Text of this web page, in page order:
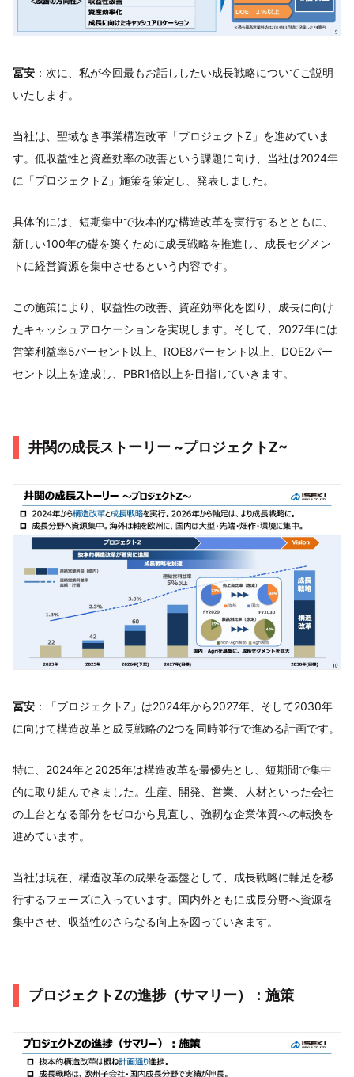
冨安 ：次に、私が今回最もお話ししたい成長戦略についてご説明
いたします。
当社は、聖域なき事業構造改革「プロジェクトZ」を進めていま
す。低収益性と資産効率の改善という課題に向け、当社は2024年
に「プロジェクトZ」施策を策定し、発表しました。
具体的には、短期集中で抜本的な構造改革を実行するとともに、
新しい100年の礎を築くために成長戦略を推進し、成長セグメン
トに経営資源を集中させるという内容です。
この施策により、収益性の改善、資産効率化を図り、成長に向け
たキャッシュアロケーションを実現します。そして、2027年には
営業利益率5パーセント以上、ROE8パーセント以上、DOE2パー
セント以上を達成し、PBR1倍以上を目指していきます。
井関の成長ストーリー ~プロジェクトZ~
冨安 ：「プロジェクトZ」は2024年から2027年、そして2030年
に向けて構造改革と成長戦略の2つを同時並行で進める計画です。
特に、2024年と2025年は構造改革を最優先とし、短期間で集中
的に取り組んできました。生産、開発、営業、人材といった会社
の土台となる部分をゼロから見直し、強靭な企業体質への転換を
進めています。
当社は現在、構造改革の成果を基盤として、成長戦略に軸足を移
行するフェーズに入っています。国内外ともに成長分野へ資源を
集中させ、収益性のさらなる向上を図っていきます。
プロジェクトZの進捗（サマリー）：施策